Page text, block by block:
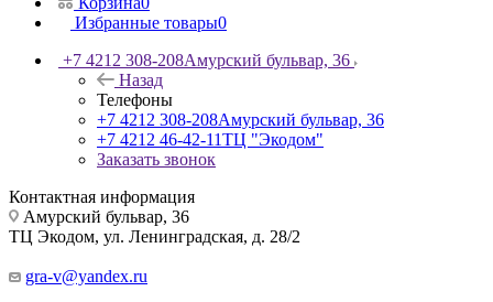
Избранные товары0
+7 4212 308-208Амурский бульвар, 36
Назад
Телефоны
+7 4212 308-208Амурский бульвар, 36
+7 4212 46-42-11ТЦ "Экодом"
Заказать звонок
Контактная информация
Амурский бульвар, 36
ТЦ Экодом, ул. Ленинградская, д. 28/2
gra-v@yandex.ru